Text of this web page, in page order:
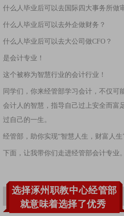
什么人毕业后可以去国际四大事务所做
什么人毕业后可以去外企做财务？
什么人毕业后可以去大公司做CFO？
是会计专业！
这个被称为智慧行业的会计行业！
同学们，你来经管部学习会计，不仅可
会计人的智慧，指导自己过上安全而富
过自己的一生。
经管部，助你实现“智慧人生，财富人生”
下面，让我带你们走进经管部会计专业。
选择涿州职教中心经管部
就意味着选择了优秀